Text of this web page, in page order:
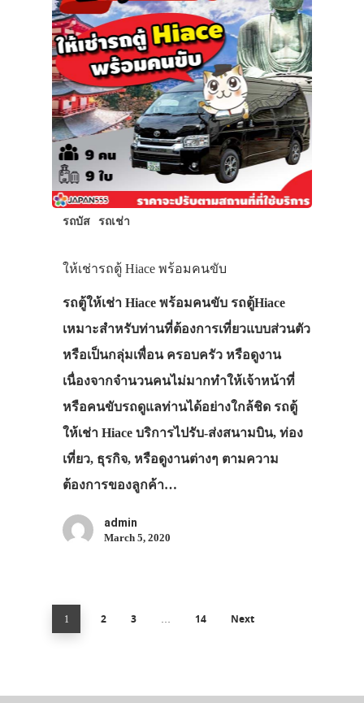
รถบัส รถเช่า
ให้เช่ารถตู้ Hiace พร้อมคนขับ
รถตู้ให้เช่า Hiace พร้อมคนขับ รถตู้Hiace
เหมาะสำหรับท่านที่ต้องการเที่ยวแบบส่วนตัว
หรือเป็นกลุ่มเพื่อน ครอบครัว หรือดูงาน
เนื่องจากจำนวนคนไม่มากทำให้เจ้าหน้าที่
หรือคนขับรถดูแลท่านได้อย่างใกล้ชิด รถตู้
ให้เช่า Hiace บริการไปรับ-ส่งสนามบิน, ท่อง
เที่ยว, ธุรกิจ, หรือดูงานต่างๆ ตามความ
ต้องการของลูกค้า…
admin
March 5, 2020
1 2 3 … 14 Next